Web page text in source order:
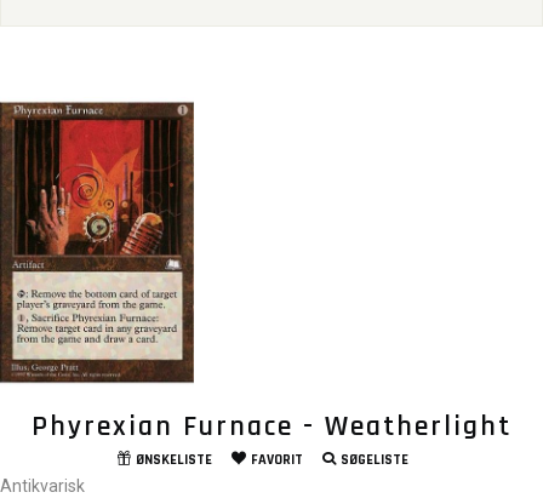
Phyrexian Furnace - Weatherlight
ØNSKELISTE FAVORIT SØGELISTE
Antikvarisk